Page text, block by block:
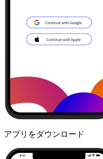
アプリをダウンロード